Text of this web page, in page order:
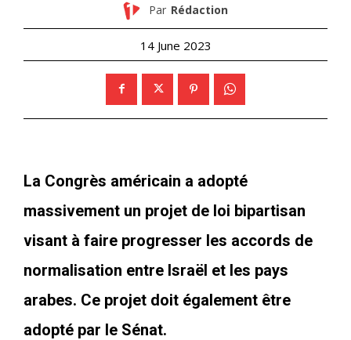
Par Rédaction
14 June 2023
La Congrès américain a adopté
massivement un projet de loi bipartisan
visant à faire progresser les accords de
normalisation entre Israël et les pays
arabes. Ce projet doit également être
adopté par le Sénat.